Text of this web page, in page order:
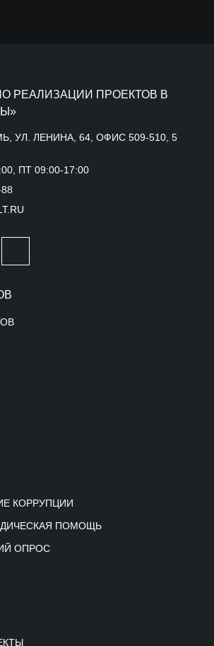
РЕАЛИЗАЦИИ ПРОЕКТОВ В
УЛ. ЛЕНИНА, 64, ОФИС 509-510, 5
ПТ 09:00-17:00
КОРРУПЦИИ
ПОМОЩЬ
ОПРОС